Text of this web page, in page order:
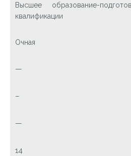
Высшее образование-
квалификации
Очная
—
–
—
14